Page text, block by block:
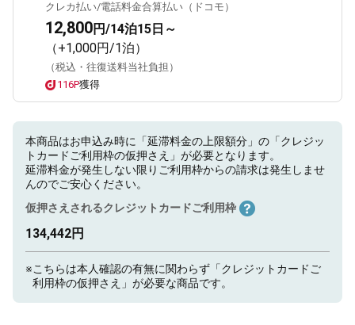
クレカ払い/電話料金合算払い（ドコモ）
12,800円/14泊15日～
（+1,000円/1泊）
（税込・往復送料当社負担）
116P獲得
本商品はお申込み時に「延滞料金の上限額分」の「クレジッ
トカードご利用枠の仮押さえ」が必要となります。
延滞料金が発生しない限りご利用枠からの請求は発生しませ
んのでご安心ください。
仮押さえされるクレジットカードご利用枠
134,442円
※こちらは本人確認の有無に関わらず「クレジットカードご
利用枠の仮押さえ」が必要な商品です。